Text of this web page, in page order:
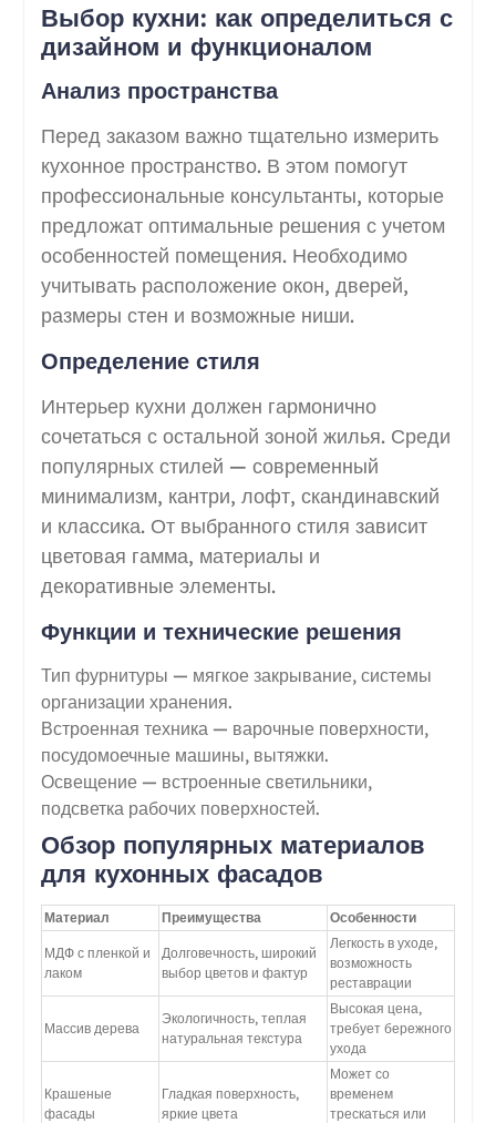
Выбор кухни: как определиться с
дизайном и функционалом
Анализ пространства
Перед заказом важно тщательно измерить
кухонное пространство. В этом помогут
профессиональные консультанты, которые
предложат оптимальные решения с учетом
особенностей помещения. Необходимо
учитывать расположение окон, дверей,
размеры стен и возможные ниши.
Определение стиля
Интерьер кухни должен гармонично
сочетаться с остальной зоной жилья. Среди
популярных стилей — современный
минимализм, кантри, лофт, скандинавский
и классика. От выбранного стиля зависит
цветовая гамма, материалы и
декоративные элементы.
Функции и технические решения
Тип фурнитуры — мягкое закрывание, системы
организации хранения.
Встроенная техника — варочные поверхности,
посудомоечные машины, вытяжки.
Освещение — встроенные светильники,
подсветка рабочих поверхностей.
Обзор популярных материалов
для кухонных фасадов
Материал Преимущества Особенности
МДФ с пленкой и
лаком
Долговечность, широкий
выбор цветов и фактур
Легкость в уходе,
возможность
реставрации
Массив дерева
Экологичность, теплая
натуральная текстура
Высокая цена,
требует бережного
ухода
Крашеные
фасады
Гладкая поверхность,
яркие цвета
Может со
временем
трескаться или